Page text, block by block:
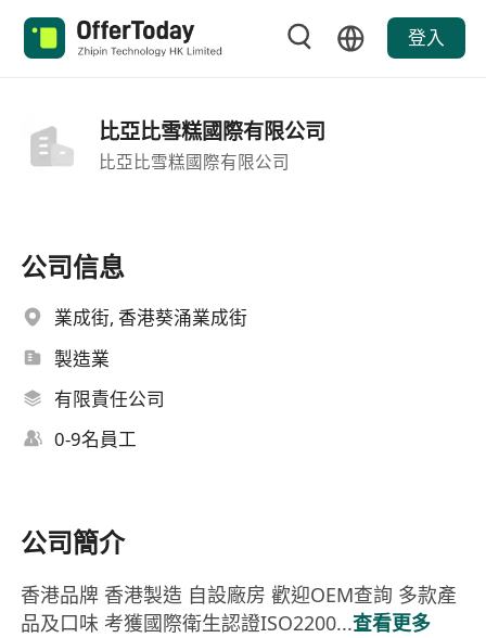
登入
比亞比雪糕國際有限公司
比亞比雪糕國際有限公司
公司信息
業成街, 香港葵涌業成街
製造業
有限責任公司
0-9名員工
公司簡介
香港品牌 香港製造 自設廠房 歡迎OEM查詢 多款產
品及口味 考獲國際衛生認證ISO2200...查看更多